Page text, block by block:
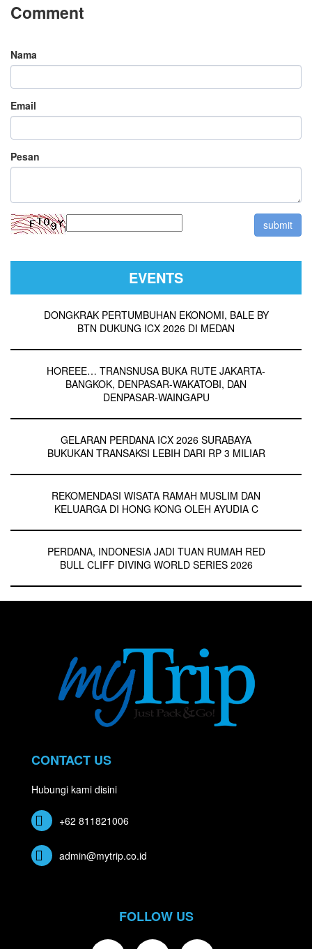
Comment
Nama
Email
Pesan
EVENTS
DONGKRAK PERTUMBUHAN EKONOMI, BALE BY
BTN DUKUNG ICX 2026 DI MEDAN
HOREEE… TRANSNUSA BUKA RUTE JAKARTA-
BANGKOK, DENPASAR-WAKATOBI, DAN
DENPASAR-WAINGAPU
GELARAN PERDANA ICX 2026 SURABAYA
BUKUKAN TRANSAKSI LEBIH DARI RP 3 MILIAR
REKOMENDASI WISATA RAMAH MUSLIM DAN
KELUARGA DI HONG KONG OLEH AYUDIA C
PERDANA, INDONESIA JADI TUAN RUMAH RED
BULL CLIFF DIVING WORLD SERIES 2026
CONTACT US
Hubungi kami disini
+62 811821006
admin@mytrip.co.id
FOLLOW US